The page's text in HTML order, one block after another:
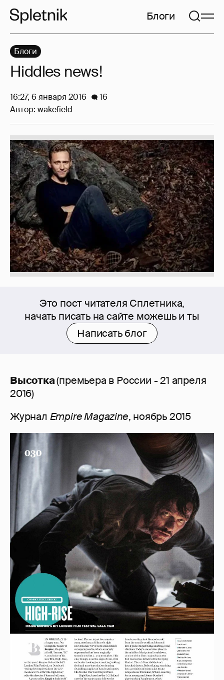
Блоги
Это пост читателя Сплетника,
начать писать на сайте можешь и ты
Написать блог
Высотка(премьера в России - 21 апреля
2016)
Журнал Empire Magazine, ноябрь 2015
Блоги
Hiddles news!
16:27, 6 января 2016
16
Автор: wakefield